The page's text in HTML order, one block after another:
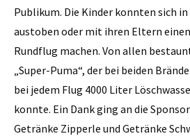
Publikum. Die Kinder konnten sich
austoben oder mit ihren Eltern
Rundflug machen. Von allen
„Super-Puma“, der bei beiden
bei jedem Flug 4000 Liter
konnte. Ein Dank ging an die
Getränke Zipperle und Getränke